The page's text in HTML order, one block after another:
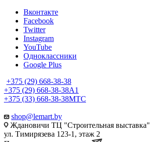
Вконтакте
Facebook
Twitter
Instagram
YouTube
Одноклассники
Google Plus
+375 (29) 668-38-38
+375 (29) 668-38-38A1
+375 (33) 668-38-38МТС
shop@lemart.by
Ждановичи ТЦ "Строительная выставка"
ул. Тимирязева 123-1, этаж 2